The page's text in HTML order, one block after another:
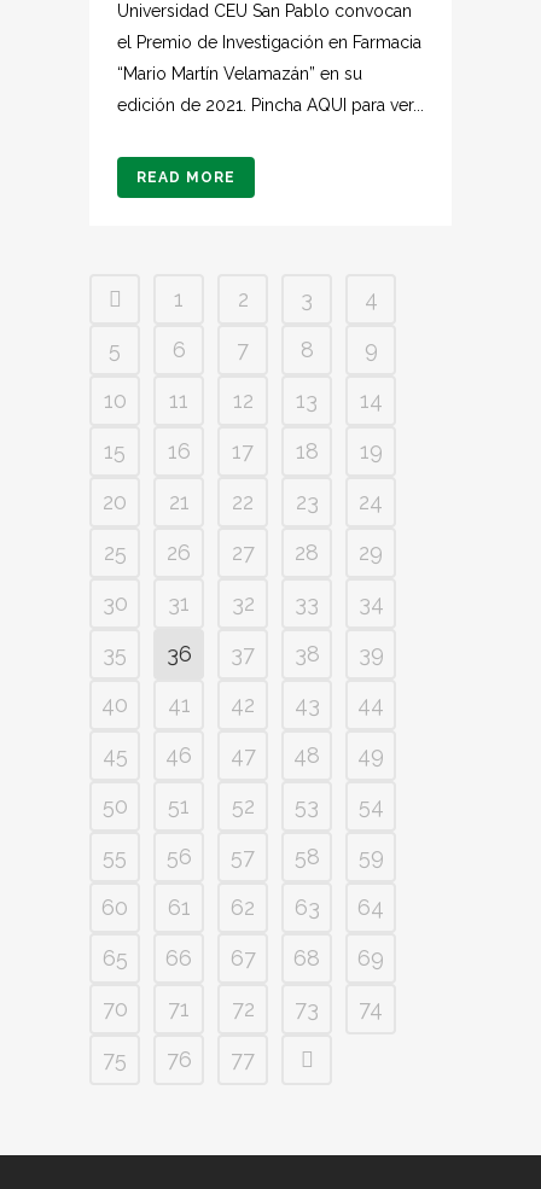
Universidad CEU San Pablo convocan
el Premio de Investigación en Farmacia
“Mario Martín Velamazán” en su
edición de 2021. Pincha AQUI para ver...
READ MORE
1 2 3
4
5
6 7 8
9
10
11 12 13
14
15
16 17 18
19
20
21 22 23
24
25
26 27 28
29
30
31 32 33
34
35
36 37 38
39
40
41 42 43
44
45
46 47 48
49
50
51 52 53
54
55
56 57 58
59
60
61 62 63
64
65
66 67 68
69
70
71 72 73
74
75
76 77